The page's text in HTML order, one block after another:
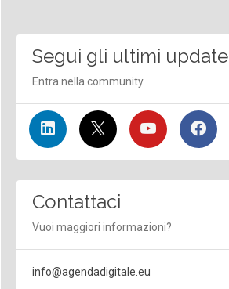
Segui gli ultimi update
Entra nella community
Contattaci
Vuoi maggiori informazioni?
info@agendadigitale.eu